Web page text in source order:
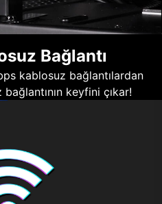
Bağlantı
kablosuz bağlantılardan
keyfini çıkar!